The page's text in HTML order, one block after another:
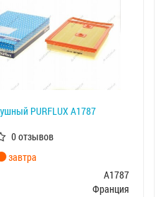
PURFLUX A1787
0 отзывов
завтра
A1787
Франция